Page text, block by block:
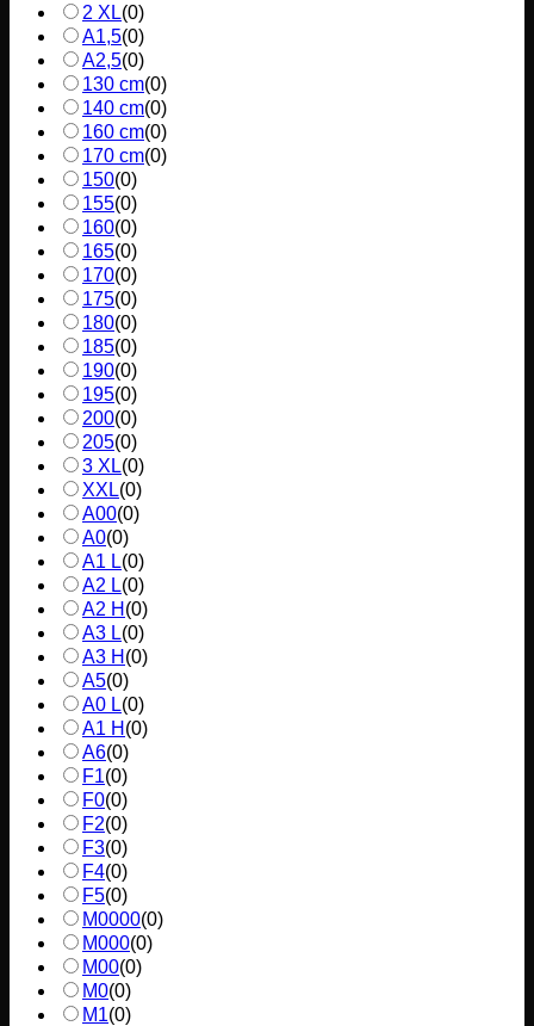
2 XL(0)
A1,5(0)
A2,5(0)
130 cm(0)
140 cm(0)
160 cm(0)
170 cm(0)
150(0)
155(0)
160(0)
165(0)
170(0)
175(0)
180(0)
185(0)
190(0)
195(0)
200(0)
205(0)
3 XL(0)
XXL(0)
A00(0)
A0(0)
A1 L(0)
A2 L(0)
A2 H (0)
A3 L(0)
A3 H (0)
A5(0)
A0 L(0)
A1 H (0)
A6(0)
F1(0)
F0(0)
F2(0)
F3(0)
F4(0)
F5(0)
M0000(0)
M000(0)
M00(0)
M0(0)
M1(0)